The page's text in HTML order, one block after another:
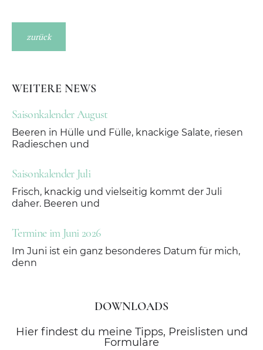
zurück
WEITERE NEWS
Saisonkalender August
Beeren in Hülle und Fülle, knackige Salate, riesen
Radieschen und
Saisonkalender Juli
Frisch, knackig und vielseitig kommt der Juli
daher. Beeren und
Termine im Juni 2026
Im Juni ist ein ganz besonderes Datum für mich,
denn
DOWNLOADS
Hier findest du meine Tipps, Preislisten und
Formulare